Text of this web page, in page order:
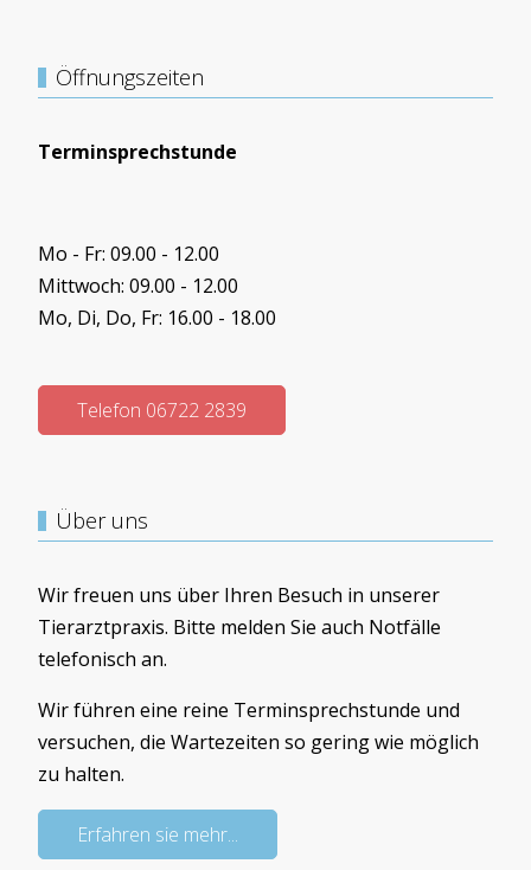
Öffnungszeiten
Terminsprechstunde
Mo - Fr: 09.00 - 12.00
Mittwoch: 09.00 - 12.00
Mo, Di, Do, Fr: 16.00 - 18.00
Telefon 06722 2839
Über uns
Wir freuen uns über Ihren Besuch in unserer
Tierarztpraxis. Bitte melden Sie auch Notfälle
telefonisch an.
Wir führen eine reine Terminsprechstunde und
versuchen, die Wartezeiten so gering wie möglich
zu halten.
Erfahren sie mehr...